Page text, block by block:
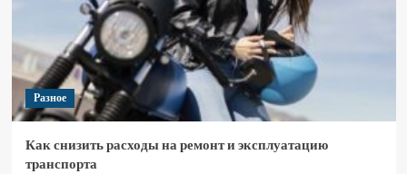
Разное
Как снизить расходы на ремонт и эксплуатацию
транспорта